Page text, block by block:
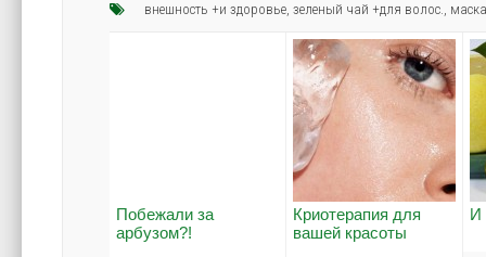
внешность +и здоровье,зеленый чай +для волос.,
Побежали за
арбузом?!
Криотерапия для
вашей красоты
И